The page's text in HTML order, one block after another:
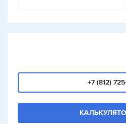
+7 (812)